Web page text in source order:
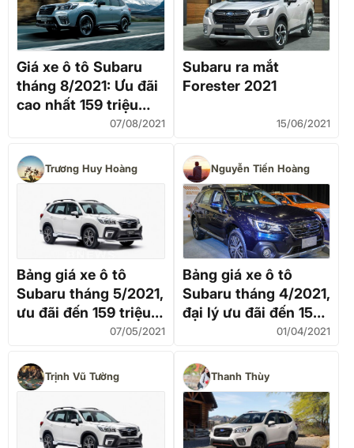
Giá xe ô tô Subaru
tháng 8/2021: Ưu đãi
cao nhất 159 triệu
07/08/2021
Subaru ra mắt
Forester 2021
15/06/2021
Trương Huy Hoàng
Bảng giá xe ô tô
Subaru tháng 5/2021,
ưu đãi đến 159 triệu
07/05/2021
Nguyễn Tiến Hoàng
Bảng giá xe ô tô
Subaru tháng 4/2021,
đại lý ưu đãi đến 159
01/04/2021
Trịnh Vũ Tường Thanh Thùy